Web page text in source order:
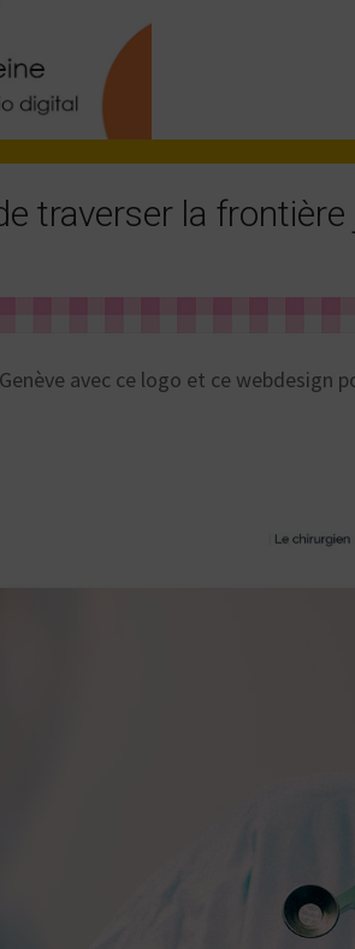
traverser la frontière
avec ce logo et ce webdesign